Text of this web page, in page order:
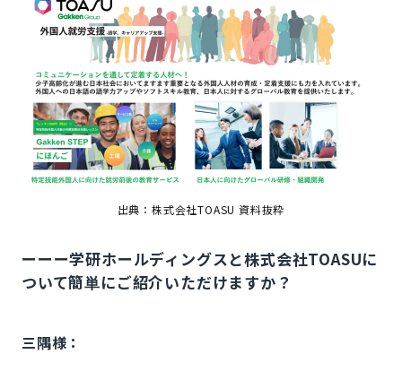
出典：株式会社TOASU 資料抜粋
ーーー学研ホールディングスと株式会社TOASUに
ついて簡単にご紹介いただけますか？
三隅様：